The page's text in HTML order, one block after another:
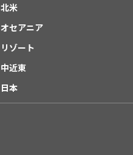
北米
オセアニア
リゾート
中近東
日本